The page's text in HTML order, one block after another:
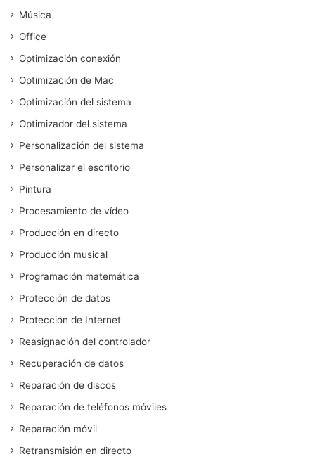
Música
Office
Optimización conexión
Optimización de Mac
Optimización del sistema
Optimizador del sistema
Personalización del sistema
Personalizar el escritorio
Pintura
Procesamiento de vídeo
Producción en directo
Producción musical
Programación matemática
Protección de datos
Protección de Internet
Reasignación del controlador
Recuperación de datos
Reparación de discos
Reparación de teléfonos móviles
Reparación móvil
Retransmisión en directo